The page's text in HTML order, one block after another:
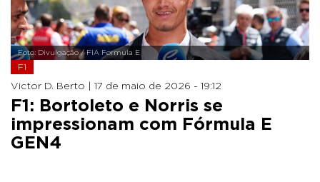
Foto: Divulgação / FIA Formula E
F1
Victor D. Berto | 17 de maio de 2026 - 19:12
F1: Bortoleto e Norris se
impressionam com Fórmula E
GEN4